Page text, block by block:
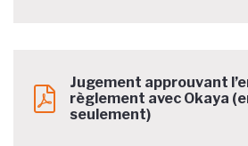
Jugement approuvant
règlement avec Okaya
seulement)